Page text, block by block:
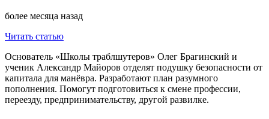
более месяца назад
Читать статью
Основатель «Школы траблшутеров» Олег Брагинский и
ученик Александр Майоров отделят подушку безопасности от
капитала для манёвра. Разработают план разумного
пополнения. Помогут подготовиться к смене профессии,
переезду, предпринимательству, другой развилке.